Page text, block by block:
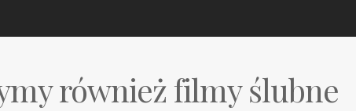
również filmy ślubne